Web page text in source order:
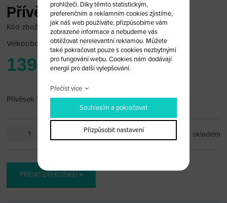
Přívěsek Volkswagen
Kód zboží: VW_PR25
Velkoobchodní cena: po přihlášení
139 Kč
Přívěsek Volkswagen
skladem
PŘIDAT DO KOŠÍKU
prohlížeči. Díky těmto statistickým,
preferenčním a reklamním cookies zjistíme,
jak náš web používáte, přizpůsobíme vám
zobrazené informace a nebudeme vás
obtěžovat nerelevantní reklamou. Můžete
také pokračovat pouze s cookies nezbytnými
pro fungování webu. Cookies nám dodávají
energii pro další vylepšování.
Přečíst více
Souhlasím a pokračovat
Přizpůsobit nastavení